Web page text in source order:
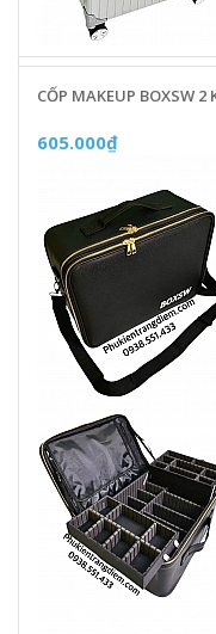
CỐP MAKEUP BOXSW
605.000₫